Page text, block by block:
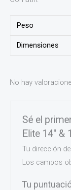
Peso
Dimensiones
No hay
Sé el
Elite 14″ &
Tu dirección
Los campos
Tu